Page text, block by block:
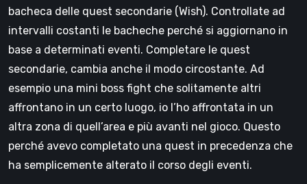
bacheca delle quest secondarie (Wish). Controllate ad
intervalli costanti le bacheche perché si aggiornano in
base a determinati eventi. Completare le quest
secondarie, cambia anche il modo circostante. Ad
esempio una mini boss fight che solitamente altri
affrontano in un certo luogo, io l’ho affrontata in un
altra zona di quell’area e più avanti nel gioco. Questo
perché avevo completato una quest in precedenza che
ha semplicemente alterato il corso degli eventi.